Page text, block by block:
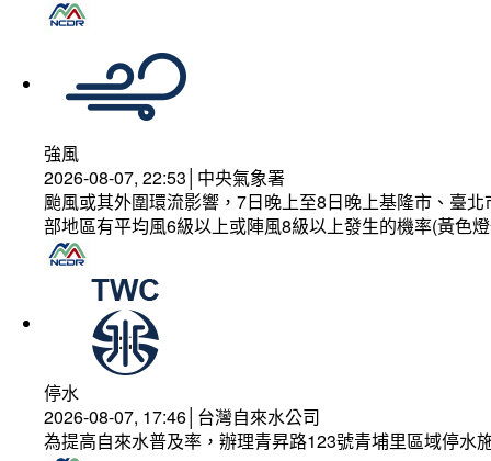
強風
2026-08-07, 22:53│中央氣象署
颱風或其外圍環流影響，7日晚上至8日晚上基隆市、臺
部地區有平均風6級以上或陣風8級以上發生的機率(黃色
停水
2026-08-07, 17:46│台灣自來水公司
為提高自來水普及率，辦理青昇路123號青埔里區域停水